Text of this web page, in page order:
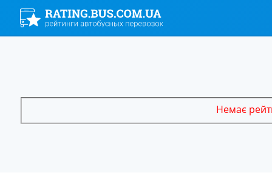
Немає